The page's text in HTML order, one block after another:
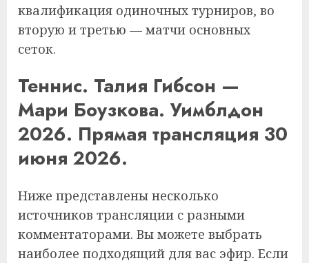
квалификация одиночных турниров, во
вторую и третью — матчи основных
сеток.
Теннис. Талия Гибсон —
Мари Боузкова. Уимблдон
2026. Прямая трансляция 30
июня 2026.
Ниже представлены несколько
источников трансляции с разными
комментаторами. Вы можете выбрать
наиболее подходящий для вас эфир. Если